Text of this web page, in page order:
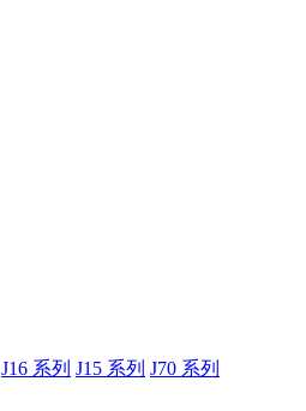
J16 系列 J15 系列 J70 系列